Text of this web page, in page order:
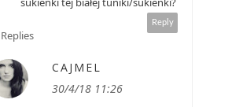
Reply
Replies
CAJMEL
30/4/18 11:26